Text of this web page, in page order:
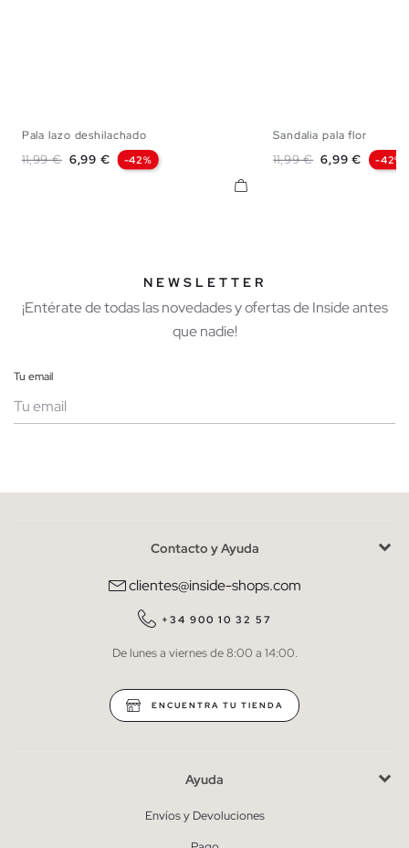
Pala lazo deshilachado
Precio base
11,99 € Precio
6,99 € -42%
36
Sandalia pala flor
Precio base
11,99 € Precio
6,99 € -42%
NEWSLETTER
¡Entérate de todas las novedades y ofertas de Inside antes
que nadie!
Tu email
He leído y entiendo lapolítica de privacidad
QUIERO SUSCRIBIRME
* Puedes cancelar la suscripción en cualquier momento.
Contacto y Ayuda
clientes@inside-shops.com
+34 900 10 32 57
De lunes a viernes de 8:00 a 14:00.
ENCUENTRA TU TIENDA
Ayuda
Envíos y Devoluciones